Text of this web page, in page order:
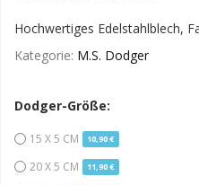
Hochwertiges Edelstahlblech,
Kategorie: M.S. Dodger
Dodger-Größe:
15 X 5 CM 10,90 €
20 X 5 CM 11,90 €